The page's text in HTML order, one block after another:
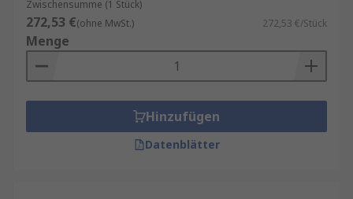
Zwischensumme (1 Stück)
272,53 €(ohne MwSt.) 272,53 €/Stück
Menge
Hinzufügen
Datenblätter